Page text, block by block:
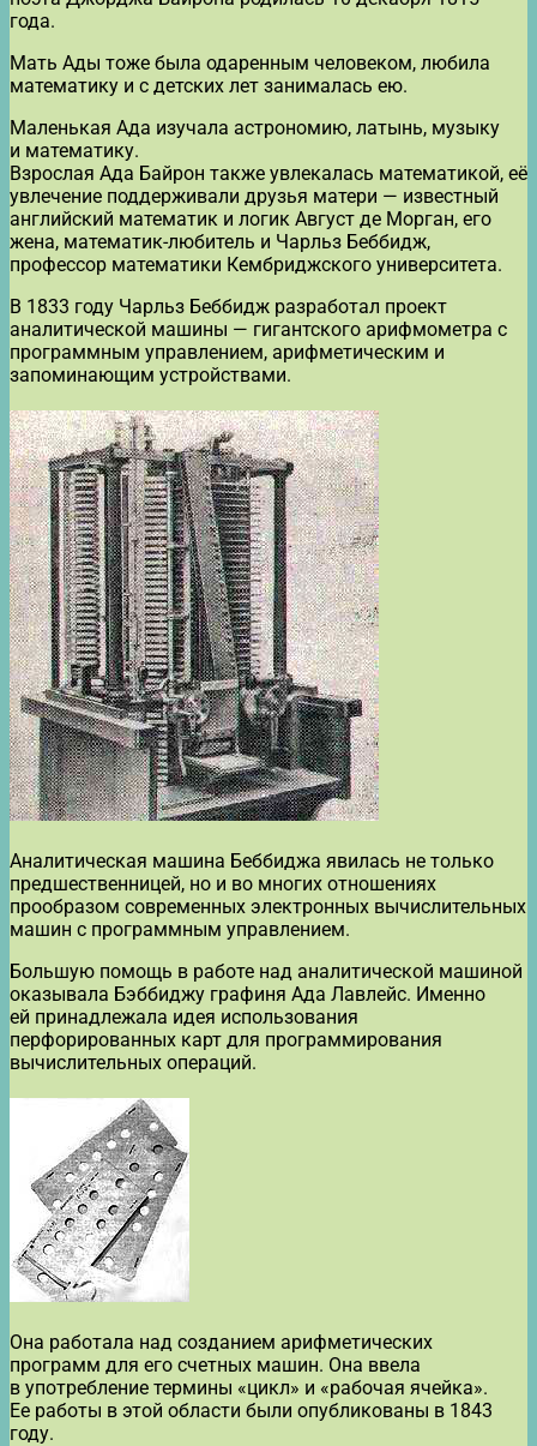
года.
Мать Ады тоже была одаренным человеком, любила
математику и с детских лет занималась ею.
Маленькая Ада изучала астрономию, латынь, музыку
и математику.
Взрослая Ада Байрон также увлекалась математикой, её
увлечение поддерживали друзья матери — известный
английский математик и логик Август де Морган, его
жена, математик-любитель и Чарльз Беббидж,
профессор математики Кембриджского университета.
В 1833 году Чарльз Беббидж разработал проект
аналитической машины — гигантского арифмометра с
программным управлением, арифметическим и
запоминающим устройствами.
Аналитическая машина Беббиджа явилась не только
предшественницей, но и во многих отношениях
прообразом современных электронных вычислительных
машин с программным управлением.
Большую помощь в работе над аналитической машиной
оказывала Бэббиджу графиня Ада Лавлейс. Именно
ей принадлежала идея использования
перфорированных карт для программирования
вычислительных операций.
Она работала над созданием арифметических
программ для его счетных машин. Она ввела
в употребление термины «цикл» и «рабочая ячейка».
Ее работы в этой области были опубликованы в 1843
году.